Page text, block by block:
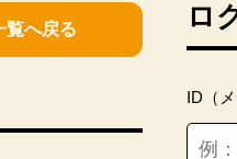
覧へ戻る ロ
ID（